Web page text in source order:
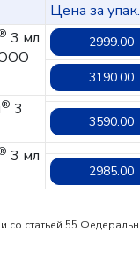
Цена за
3 мл
2999.00
3190.00
® 3
3590.00
3 мл
2985.00
со статьей 55